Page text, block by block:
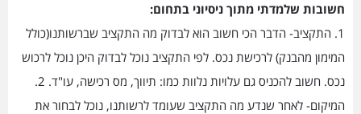
חשובות שלמדתי מתוך ניסיוני בתחום:
1. התקציב- הדבר הכי חשוב הוא לבדוק מה התקציב שברשותנו(כולל
המימון מהבנק) לרכישת נכס. לפי התקציב נוכל לבדוק היכן נוכל לרכוש
נכס. חשוב להכניס גם עלויות נלוות כמו: תיווך, מס רכישה, עו"ד. 2.
המיקום- לאחר שנדע מה התקציב שעומד לרשותנו, נוכל לבחור את